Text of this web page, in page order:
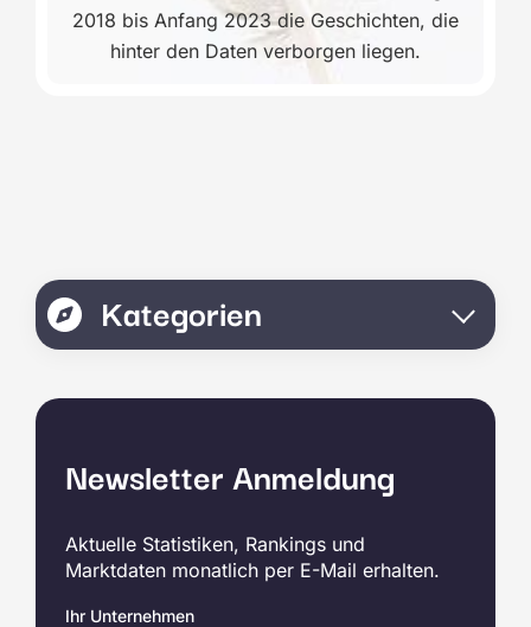
2018 bis Anfang 2023 die Geschichten, die
hinter den Daten verborgen liegen.
Kategorien
Newsletter Anmeldung
Aktuelle Statistiken, Rankings und
Marktdaten monatlich per E-Mail erhalten.
Ihr Unternehmen